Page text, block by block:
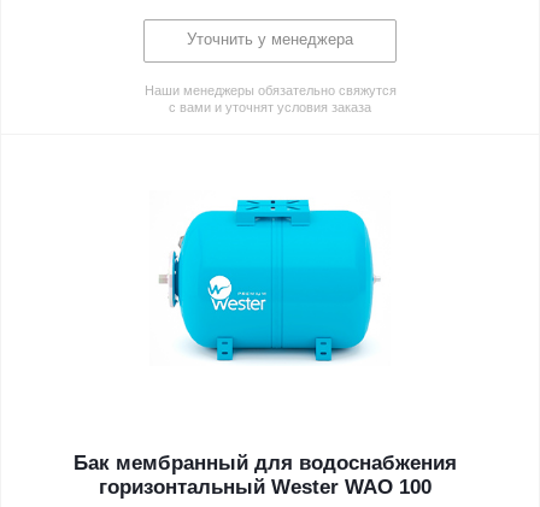
Уточнить у менеджера
Наши менеджеры обязательно свяжутся
с вами и уточнят условия заказа
Бак мембранный для водоснабжения
горизонтальный Wester WAO 100